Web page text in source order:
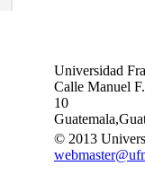
Universidad
Calle Manuel
10
© 2013